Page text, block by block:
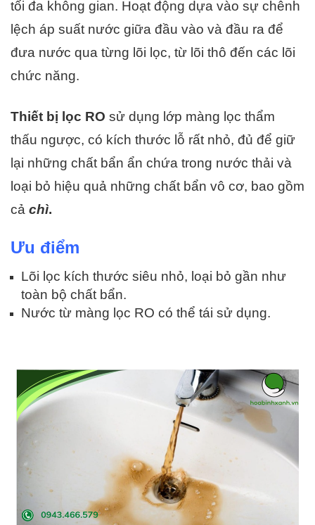
tối đa không gian. Hoạt động dựa vào sự chênh
lệch áp suất nước giữa đầu vào và đầu ra để
đưa nước qua từng lõi lọc, từ lõi thô đến các lõi
chức năng.
Thiết bị lọc RO sử dụng lớp màng lọc thẩm
thấu ngược, có kích thước lỗ rất nhỏ, đủ để giữ
lại những chất bẩn ẩn chứa trong nước thải và
loại bỏ hiệu quả những chất bẩn vô cơ, bao gồm
cả chì.
Ưu điểm
Lõi lọc kích thước siêu nhỏ, loại bỏ gần như
toàn bộ chất bẩn.
Nước từ màng lọc RO có thể tái sử dụng.